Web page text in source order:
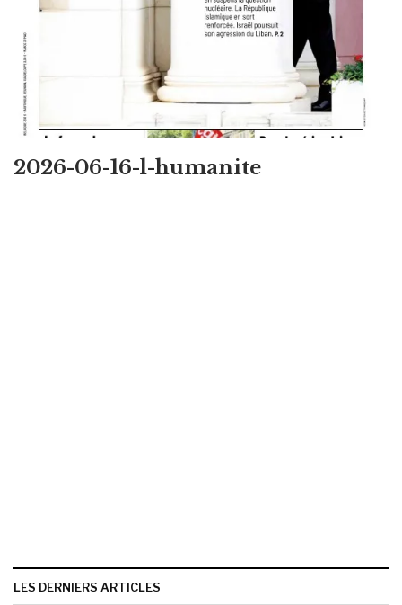
2026-06-16-l-humanite
LES DERNIERS ARTICLES